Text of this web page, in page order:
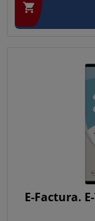

E-Factura.